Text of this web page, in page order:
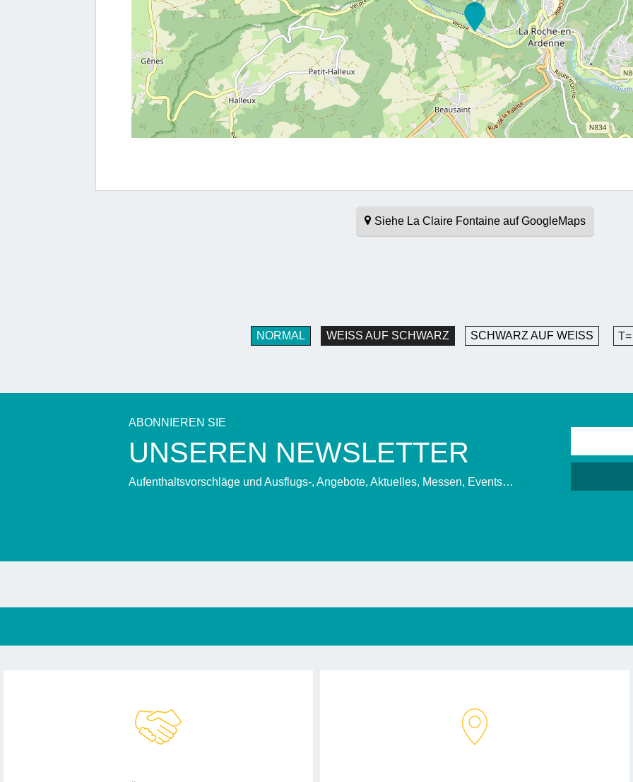
Siehe La Claire Fontaine auf GoogleMaps
NORMAL WEISS AUF SCHWARZ SCHWARZ AUF WEISS T=
ABONNIEREN SIE
UNSEREN NEWSLETTER
Aufenthaltsvorschläge und Ausflugs-, Angebote, Aktuelles, Messen, Events…